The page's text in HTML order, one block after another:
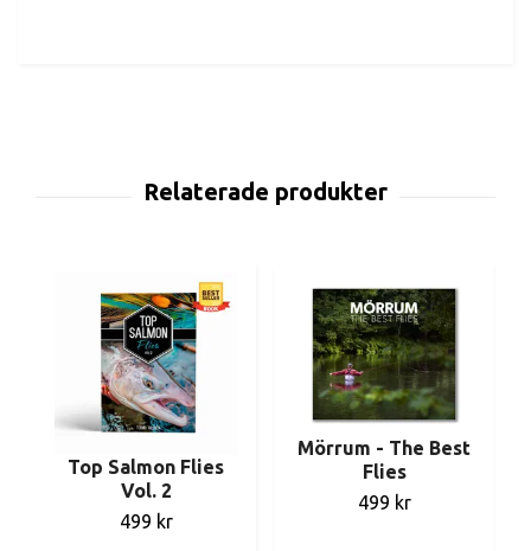
Top Salmon Flies
Vol. 2
499 kr
Mörrum - The Best
Flies
499 kr